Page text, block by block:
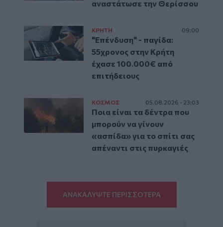
αναστάτωσε την Θερίσσου
ΚΡΗΤΗ 09:00
"Επένδυση" - παγίδα:
55χρονος στην Κρήτη
έχασε 100.000€ από
επιτήδειους
ΚΟΣΜΟΣ 05.08.2026 - 23:03
Ποια είναι τα δέντρα που
μπορούν να γίνουν
«ασπίδα» για το σπίτι σας
απέναντι στις πυρκαγιές
ΑΝΑΚΑΛΥΨΤΕ ΠΕΡΙΣΣΟΤΕΡΑ